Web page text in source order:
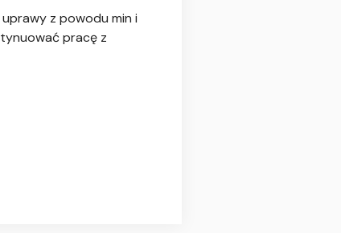
z powodu min i
pracę z